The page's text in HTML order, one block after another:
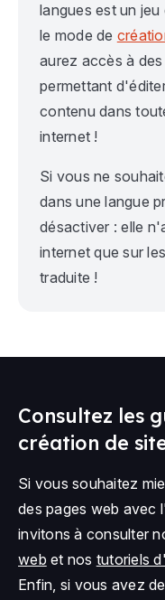
langues est un
le mode de
aurez accès à
permettant
contenu dans
internet !
Si vous ne
dans une langue
désactiver : elle
internet que sur
traduite !
Consultez les
création de
Si vous souhaitez
des pages web avec
invitons à consulter
web et nos tutoriels
Enfin, si vous avez